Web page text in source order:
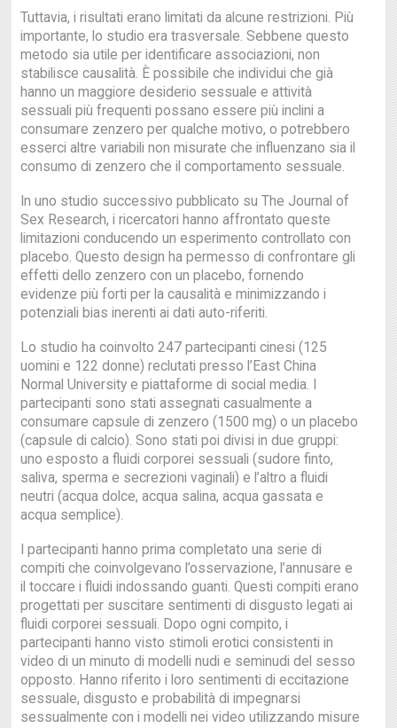
Tuttavia, i risultati erano limitati da alcune restrizioni. Più
importante, lo studio era trasversale. Sebbene questo
metodo sia utile per identificare associazioni, non
stabilisce causalità. È possibile che individui che già
hanno un maggiore desiderio sessuale e attività
sessuali più frequenti possano essere più inclini a
consumare zenzero per qualche motivo, o potrebbero
esserci altre variabili non misurate che influenzano sia il
consumo di zenzero che il comportamento sessuale.
In uno studio successivo pubblicato su The Journal of
Sex Research, i ricercatori hanno affrontato queste
limitazioni conducendo un esperimento controllato con
placebo. Questo design ha permesso di confrontare gli
effetti dello zenzero con un placebo, fornendo
evidenze più forti per la causalità e minimizzando i
potenziali bias inerenti ai dati auto-riferiti.
Lo studio ha coinvolto 247 partecipanti cinesi (125
uomini e 122 donne) reclutati presso l’East China
Normal University e piattaforme di social media. I
partecipanti sono stati assegnati casualmente a
consumare capsule di zenzero (1500 mg) o un placebo
(capsule di calcio). Sono stati poi divisi in due gruppi:
uno esposto a fluidi corporei sessuali (sudore finto,
saliva, sperma e secrezioni vaginali) e l’altro a fluidi
neutri (acqua dolce, acqua salina, acqua gassata e
acqua semplice).
I partecipanti hanno prima completato una serie di
compiti che coinvolgevano l’osservazione, l’annusare e
il toccare i fluidi indossando guanti. Questi compiti erano
progettati per suscitare sentimenti di disgusto legati ai
fluidi corporei sessuali. Dopo ogni compito, i
partecipanti hanno visto stimoli erotici consistenti in
video di un minuto di modelli nudi e seminudi del sesso
opposto. Hanno riferito i loro sentimenti di eccitazione
sessuale, disgusto e probabilità di impegnarsi
sessualmente con i modelli nei video utilizzando misure